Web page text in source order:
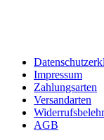
Impressum
Zahlungsarten
Versandarten
AGB